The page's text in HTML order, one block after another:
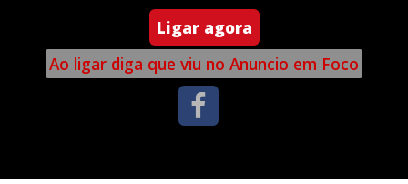
Ligar agora
Ao ligar diga que viu no Anuncio em Foco